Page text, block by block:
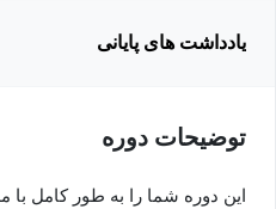
یادداشت های پایانی
توضیحات دوره